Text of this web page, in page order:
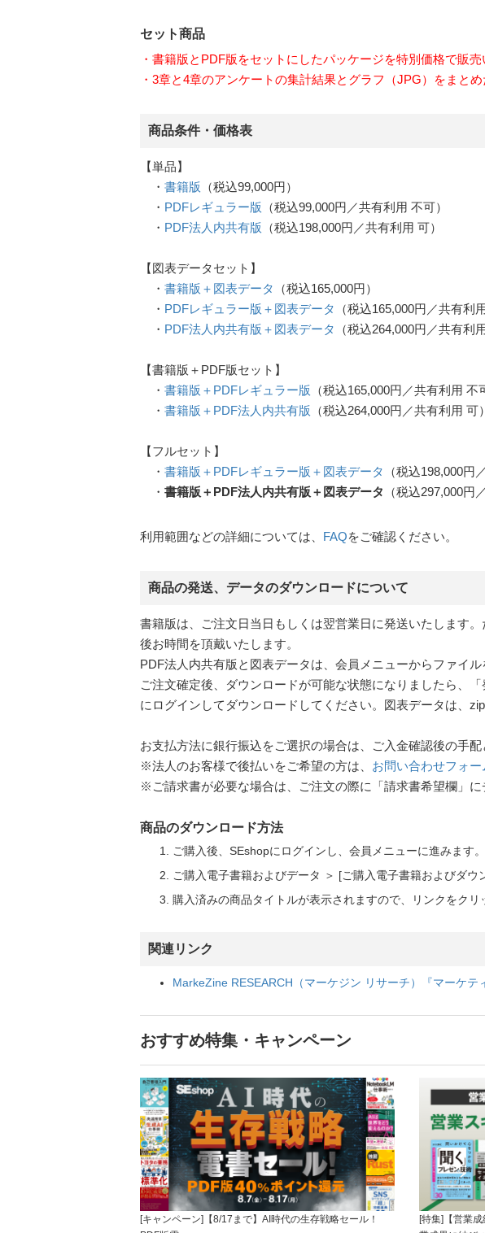
セット商品
・書籍版とPDF版をセットにしたパッケージを特別価格で販売
・3章と4章のアンケートの集計結果とグラフ（JPG）をまと
商品条件・価格表
【単品】
・ 書籍版 （税込99,000円）
・ PDFレギュラー版 （税込99,000円／共有利用 不可）
・ PDF法人内共有版 （税込198,000円／共有利用 可）
【図表データセット】
・ 書籍版＋図表データ
（税込165,000円）
・ PDFレギュラー版＋図表データ
（税込165,000円／共有利
・ PDF法人内共有版＋図表データ （税込264,000円／共有利
【書籍版＋PDF版セット】
・ 書籍版＋PDFレギュラー版 （税込165,000円／共有利用 不
・ 書籍版＋PDF法人内共有版 （税込264,000円／共有利用 可）
【フルセット】
・ 書籍版＋PDFレギュラー版＋図表データ
（税込198,000円
・ 書籍版＋PDF法人内共有版＋図表データ （税込297,000円
利用範囲などの詳細については、 FAQをご確認ください。
商品の発送、データのダウンロードについて
書籍版は、ご注文日当日もしくは翌営業日に発送いたします
後お時間を頂戴いたします。
PDF法人内共有版と図表データは、会員メニューからファイ
ご注文確定後、ダウンロードが可能な状態になりましたら、
にログインしてダウンロードしてください。図表データは、
お支払方法に銀行振込をご選択の場合は、ご入金確認後の手
※法人のお客様で後払いをご希望の方は、 お問い合わせフォー
※ご請求書が必要な場合は、ご注文の際に「請求書希望欄」に
商品のダウンロード方法
ご購入後、SEshopにログインし、会員メニューに進みます。
ご購入電子書籍およびデータ ＞ [ご購入電子書籍およびダウ
購入済みの商品タイトルが表示されますので、リンクをクリ
関連リンク
MarkeZine RESEARCH（マーケジン リサーチ）『マーケテ
おすすめ特集・キャンペーン
[キャンペーン]【8/17まで】AI時代の生存戦略セール！
[特集]【営業